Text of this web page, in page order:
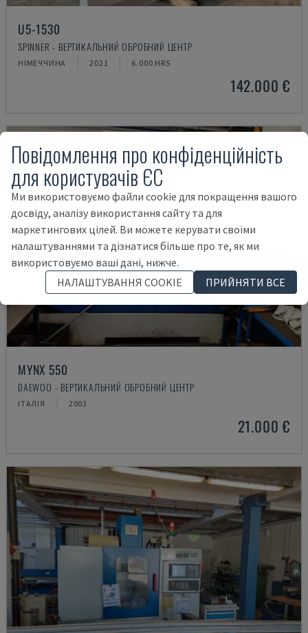
U5-1530
SPINNER - ВЕРТИКАЛЬНИЙ ОБРОБНИЙ ЦЕНТР
НІМЕЧЧИНА 2021 6.000 HRS
142.000 €
MYNX 550
DAEWOO - ВЕРТИКАЛЬНИЙ ОБРОБНИЙ ЦЕНТР
ІТАЛІЯ 2003
21.000 €
Повідомлення про конфіденційність
для користувачів ЄС
Ми використовуємо файли cookie для покращення вашого
досвіду, аналізу використання сайту та для
маркетингових цілей. Ви можете керувати своїми
налаштуваннями та дізнатися більше про те, як ми
використовуємо ваші дані, нижче.
НАЛАШТУВАННЯ COOKIE
ПРИЙНЯТИ ВСЕ